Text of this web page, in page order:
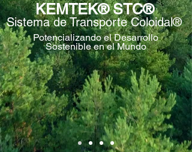
KEMTEK® STC®
Sistema de Transporte Coloidal®
Potencializando el Desarrollo
Sostenible en el Mundo